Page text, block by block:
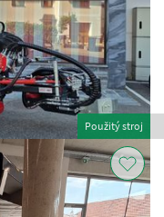
Použitý stroj